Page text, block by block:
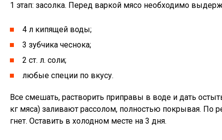
1 этап: засолка. Перед варкой мясо необходимо
4 л кипящей воды;
3 зубчика чеснока;
2 ст. л. соли;
любые специи по вкусу.
Все смешать, растворить приправы в воде и дать
кг мяса) заливают рассолом, полностью покрывая. По
гнет. Оставить в холодном месте на 3 дня.